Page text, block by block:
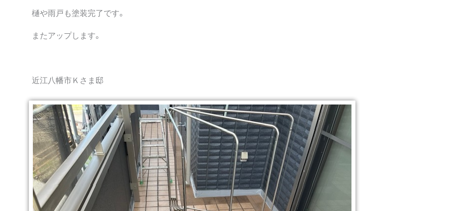
樋や雨戸も塗装完了です。
またアップします。
近江八幡市Ｋさま邸